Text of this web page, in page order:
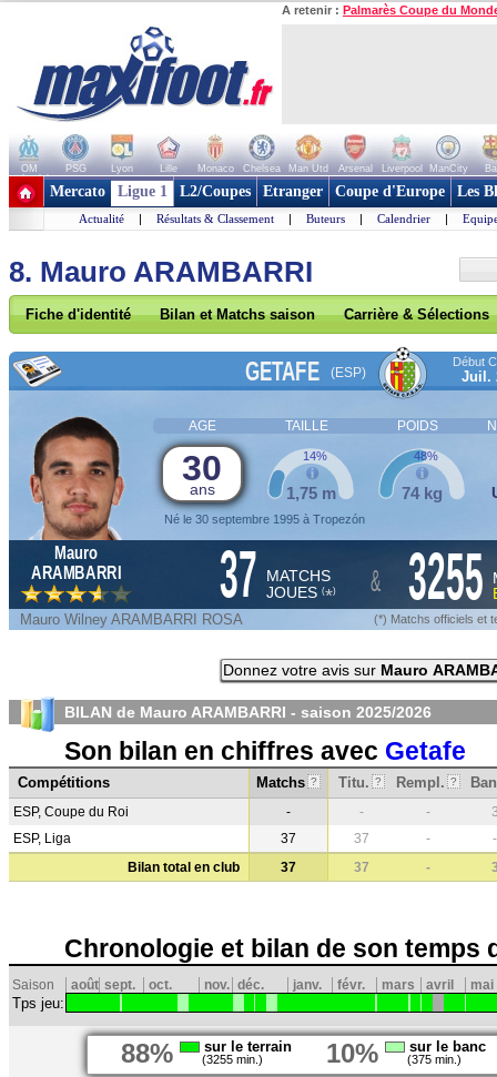
A retenir : Palmarès Coupe du
OM PSG Lyon Lille Monaco Chelsea Man Utd Arsenal Liverpool ManCity
+ de clubs
Mercato Ligue 1 L2/Coupes Etranger Coupe d'Europe Les
Actualité | Résultats & Classement | Buteurs | Calendrier |
8. Mauro ARAMBARRI
Fiche d'identité Bilan et Matchs saison Carrière & Sélections
GETAFE (ESP)
Début
Juil.
AGE TAILLE POIDS
30
ans
Né le 30 septembre 1995 à Tropezón
1,75 m
14%
74 kg
48%
Mauro
ARAMBARRI
37 MATCHS
JOUES (*) & 3255
Mauro Wilney ARAMBARRI ROSA (*) Matchs officiels et
Donnez votre avis sur Mauro
BILAN de Mauro ARAMBARRI - saison 2025/2026
Son bilan en chiffres avec Getafe
Compétitions Matchs ? Titu. ? Rempl. ?
ESP, Coupe du Roi - - -
ESP, Liga
37 37 -
-
Bilan total en club
37 37 -
Chronologie et bilan de son temps
Saison août sept. oct. nov. déc. janv. févr. mars avril mai
Tps jeu:
88% sur le terrain
(3255 min.) 10% sur le banc
(375 min.)